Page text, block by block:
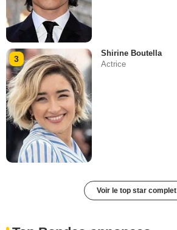
3
Shirine Boutella
Actrice
Voir le top star complet